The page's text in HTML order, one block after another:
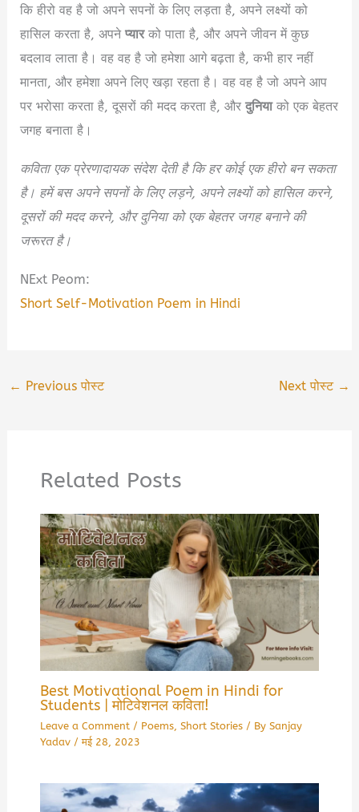
कि हीरो वह है जो अपने सपनों के लिए लड़ता है, अपने लक्ष्यों को
हासिल करता है, अपनेप्यारको पाता है, और अपने जीवन में कुछ
बदलाव लाता है। वह वह है जो हमेशा आगे बढ़ता है, कभी हार नहीं
मानता, और हमेशा अपने लिए खड़ा रहता है। वह वह है जो अपने आप
पर भरोसा करता है, दूसरों की मदद करता है, औरदुनियाको एक बेहतर
जगह बनाता है।
कविता एक प्रेरणादायक संदेश देती है कि हर कोई एक हीरो बन सकता
है। हमें बस अपने सपनों के लिए लड़ने, अपने लक्ष्यों को हासिल करने,
दूसरों की मदद करने, और दुनिया को एक बेहतर जगह बनाने की
जरूरत है।
NExt Peom:
Short Self-Motivation Poem in Hindi
← Previous पोस्ट Next पोस्ट →
Related Posts
Best Motivational Poem in Hindi for
Students | मोटिवेशनल कविता!
Leave a Comment / Poems, Short Stories/ By Sanjay
Yadav /मई 28, 2023